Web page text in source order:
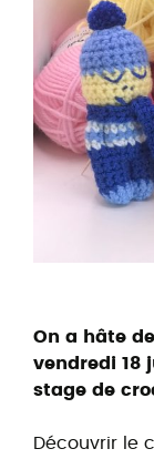
On a hâte
vendredi 18
stage de
Découvrir le